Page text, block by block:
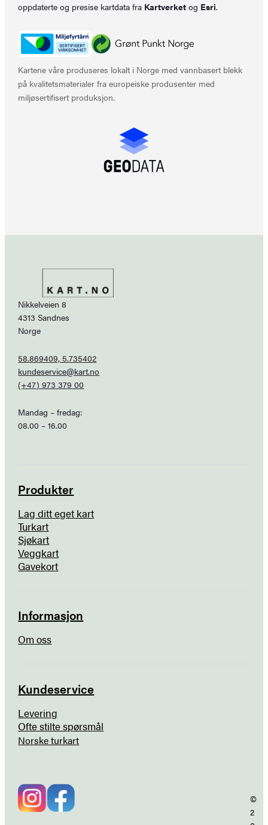
oppdaterte og presise kartdata fra Kartverket og Esri.
Kartene våre produseres lokalt i Norge med vannbasert blekk
på kvalitetsmaterialer fra europeiske produsenter med
miljøsertifisert produksjon.
Nikkelveien 8
4313 Sandnes
Norge
58.869409, 5.735402
kundeservice@kart.no
(+47) 973 379 00
Mandag – fredag:
08.00 – 16.00
Produkter
Lag ditt eget kart
Turkart
Sjøkart
Veggkart
Gavekort
Informasjon
Om oss
Kundeservice
Levering
Ofte stilte spørsmål
Norske turkart
©
2